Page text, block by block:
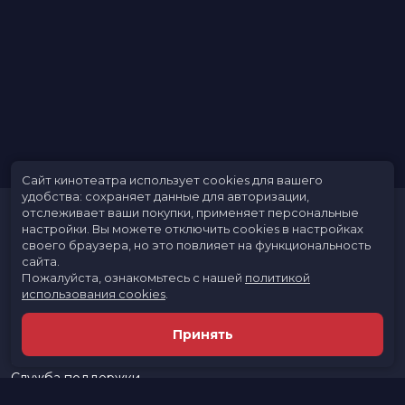
Расписание
Скоро в кино
Реклама в кинотеатре
Служба поддержки
Сайт кинотеатра использует cookies для вашего
удобства: сохраняет данные для авторизации,
отслеживает ваши покупки, применяет персональные
настройки. Вы можете отключить cookies в настройках
своего браузера, но это повлияет на функциональность
сайта.
Пожалуйста, ознакомьтесь с нашей политикой
использования cookies
Принять